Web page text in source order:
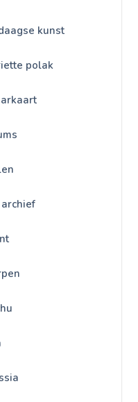
kunst
polak